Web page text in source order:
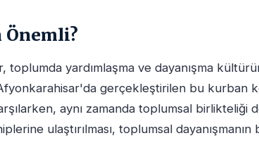
Önemli?
toplumda yardımlaşma ve dayanışma
gerçekleştirilen bu kurban
aynı zamanda toplumsal
ulaştırılması, toplumsal